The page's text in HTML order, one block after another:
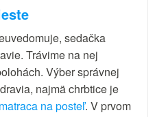
sedačka
Trávime na nej
Výber správnej
najmä chrbtice je
matraca na posteľ. V prvom